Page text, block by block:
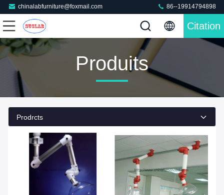
chinalabfurniture@foxmail.com 86--19914794898
Citation
Produits
Prodrcts